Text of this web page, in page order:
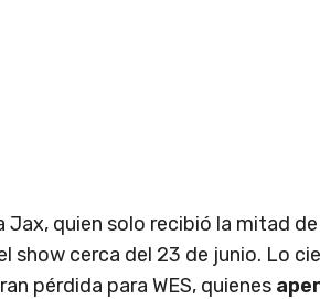
Jax, quien solo recibió la mitad
show cerca del 23 de junio. Lo
pérdida para WES, quienes